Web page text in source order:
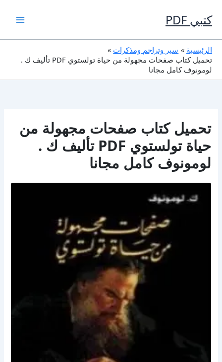
إلى
المحتوى
كتبي PDF
الرئيسية
سير وتراجم ومذكرات
تحميل كتاب صفحات مجهولة من حياة تولستوي PDF تأليف ك .
لومونوف كامل مجانا
تحميل كتاب صفحات مجهولة من
حياة تولستوي PDF تأليف ك .
لومونوف كامل مجانا